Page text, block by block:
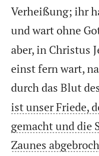
Verheißung; ihr
und wart ohne
aber, in Christus
einst fern wart,
durch das Blut
ist unser Friede,
gemacht und die
Zaunes